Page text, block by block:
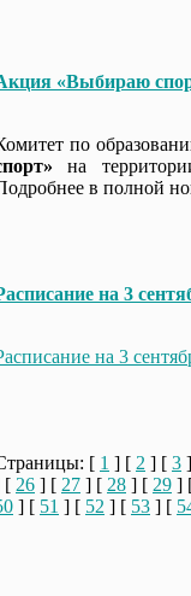
«Выбираю
по
на
в полной
на 3
на 3
[ 1 ] [ 2 ] [ 3
[ 26 ] [ 27 ] [ 28 ] [ 29 ]
] [ 51 ] [ 52 ] [ 53 ] [